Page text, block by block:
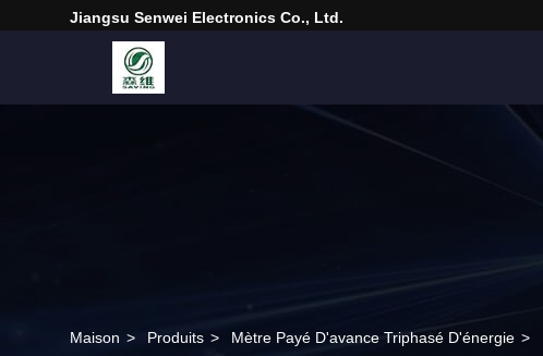
Jiangsu Senwei Electronics Co., Ltd.
Maison > Produits > Mètre Payé D'avance Triphasé D'énergie >